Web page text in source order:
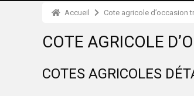
Accueil Cote agricole d’occasion
COTE AGRICOLE
COTES AGRICOLES